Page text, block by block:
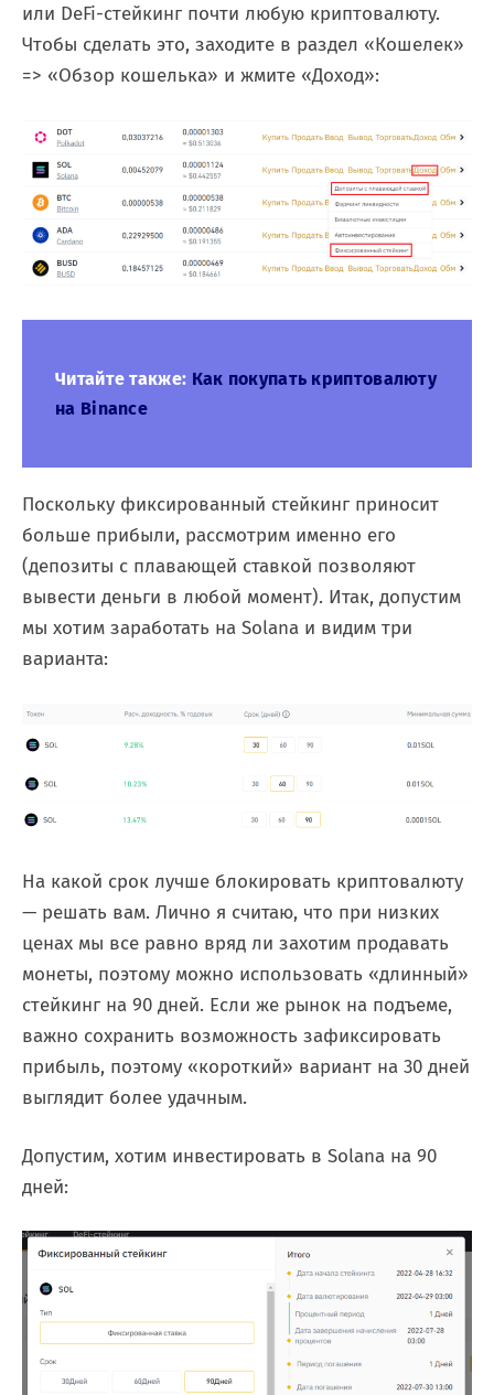
или DeFi-стейкинг почти любую криптовалюту.
Чтобы сделать это, заходите в раздел «Кошелек»
=> «Обзор кошелька» и жмите «Доход»:
Читайте также: Как покупать криптовалюту
на Binance
Поскольку фиксированный стейкинг приносит
больше прибыли, рассмотрим именно его
(депозиты с плавающей ставкой позволяют
вывести деньги в любой момент). Итак, допустим
мы хотим заработать на Solana и видим три
варианта:
На какой срок лучше блокировать криптовалюту
— решать вам. Лично я считаю, что при низких
ценах мы все равно вряд ли захотим продавать
монеты, поэтому можно использовать «длинный»
стейкинг на 90 дней. Если же рынок на подъеме,
важно сохранить возможность зафиксировать
прибыль, поэтому «короткий» вариант на 30 дней
выглядит более удачным.
Допустим, хотим инвестировать в Solana на 90
дней: